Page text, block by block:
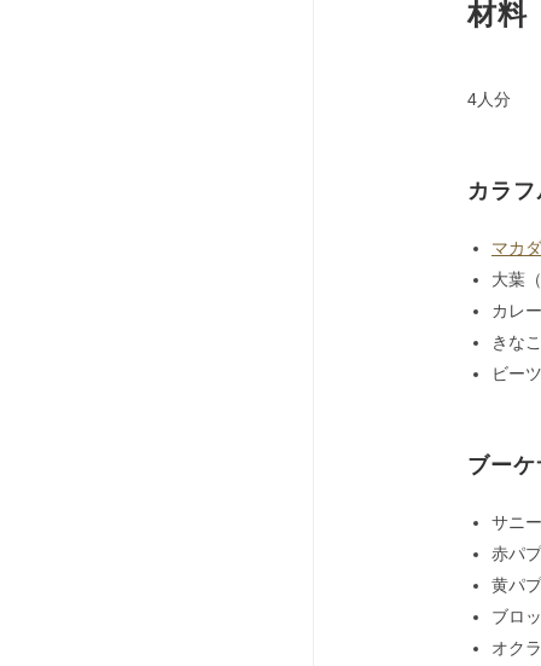
材料
4人分
カラ
マカ
大葉
カレ
きな
ビー
ブー
サニ
赤パ
黄パ
ブロ
オク